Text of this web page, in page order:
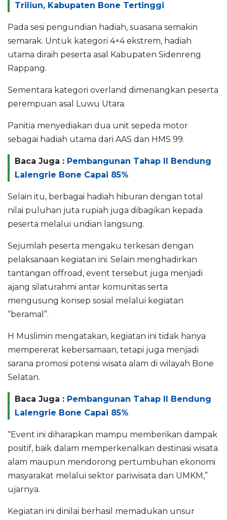
Triliun, Kabupaten Bone Tertinggi
Pada sesi pengundian hadiah, suasana semakin
semarak. Untuk kategori 4×4 ekstrem, hadiah
utama diraih peserta asal Kabupaten Sidenreng
Rappang.
Sementara kategori overland dimenangkan peserta
perempuan asal Luwu Utara.
Panitia menyediakan dua unit sepeda motor
sebagai hadiah utama dari AAS dan HMS 99.
Baca Juga : Pembangunan Tahap II Bendung
Lalengrie Bone Capai 85%
Selain itu, berbagai hadiah hiburan dengan total
nilai puluhan juta rupiah juga dibagikan kepada
peserta melalui undian langsung.
Sejumlah peserta mengaku terkesan dengan
pelaksanaan kegiatan ini. Selain menghadirkan
tantangan offroad, event tersebut juga menjadi
ajang silaturahmi antar komunitas serta
mengusung konsep sosial melalui kegiatan
“beramal”.
H Muslimin mengatakan, kegiatan ini tidak hanya
mempererat kebersamaan, tetapi juga menjadi
sarana promosi potensi wisata alam di wilayah Bone
Selatan.
Baca Juga : Pembangunan Tahap II Bendung
Lalengrie Bone Capai 85%
“Event ini diharapkan mampu memberikan dampak
positif, baik dalam memperkenalkan destinasi wisata
alam maupun mendorong pertumbuhan ekonomi
masyarakat melalui sektor pariwisata dan UMKM,”
ujarnya.
Kegiatan ini dinilai berhasil memadukan unsur